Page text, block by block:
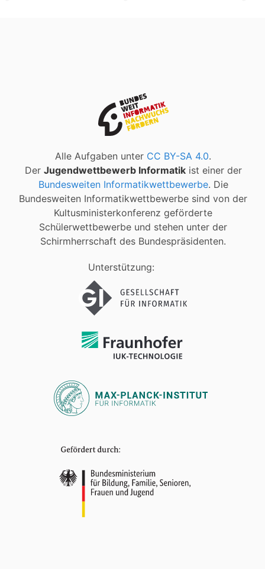
Alle Aufgaben unter CC BY-SA 4.0.
Der Jugendwettbewerb Informatikist einer der
Bundesweiten Informatikwettbewerbe. Die
Bundesweiten Informatikwettbewerbe sind von der
Kultusministerkonferenz geförderte
Schülerwettbewerbe und stehen unter der
Schirmherrschaft des Bundespräsidenten.
Unterstützung: